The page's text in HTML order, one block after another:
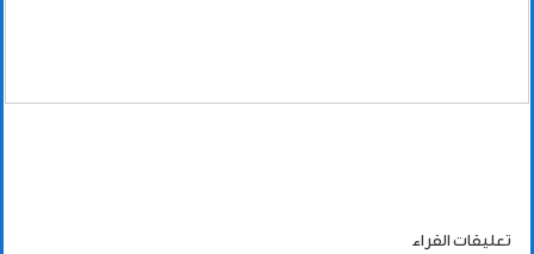
تعليقات القراء